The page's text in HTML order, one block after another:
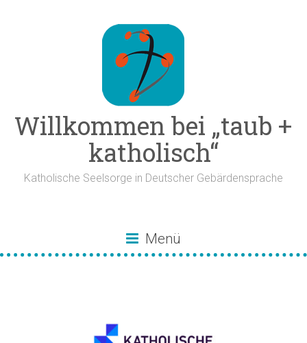
Willkommen bei „taub +
katholisch“
Katholische Seelsorge in Deutscher Gebärdensprache
Menü